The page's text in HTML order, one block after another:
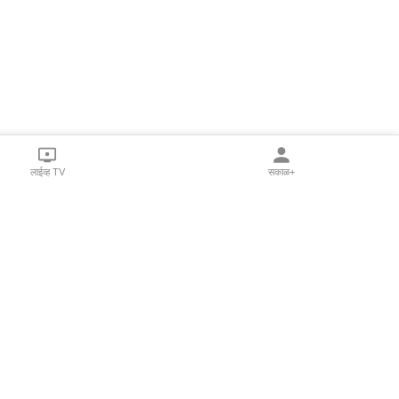
लाईव्ह TV सकाळ+